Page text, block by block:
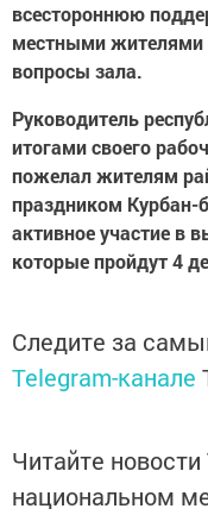
всестороннюю
местными жителями
вопросы зала.
Руководитель
итогами своего
пожелал жителям
праздником Курбан-
активное участие в
которые пройдут 4
Следите за
Telegram-канале
Читайте
национальном